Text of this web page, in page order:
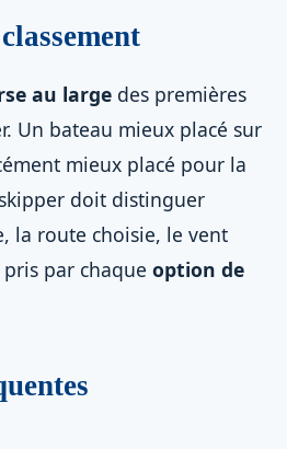
au large des premières
Un bateau mieux placé sur
mieux placé pour la
doit distinguer
la route choisie, le vent
par chaque option de